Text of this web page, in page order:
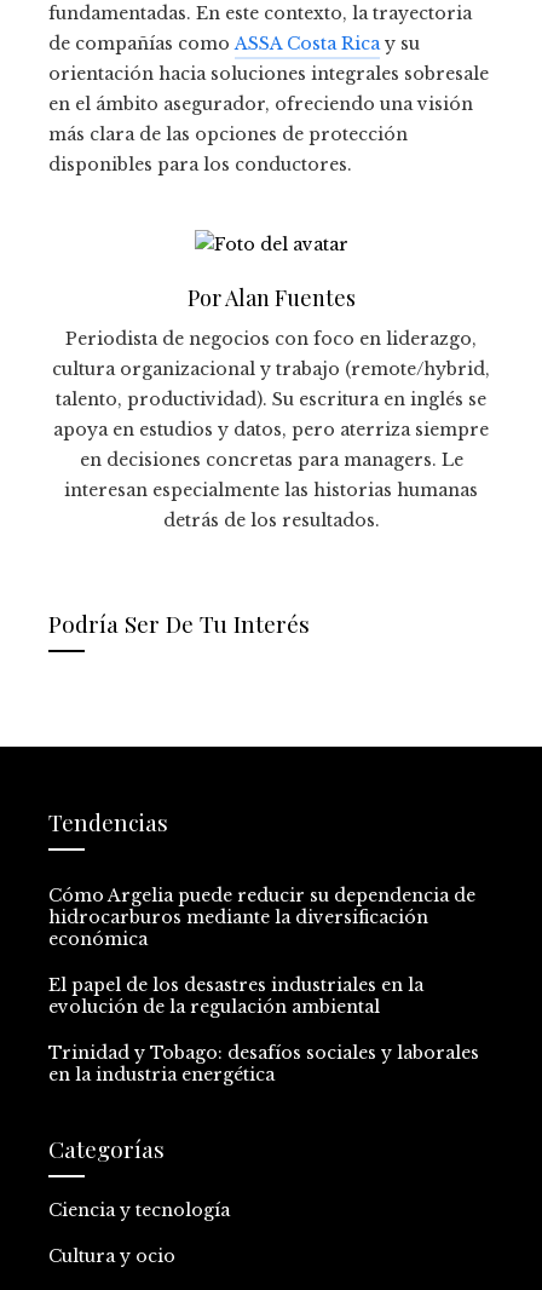
fundamentadas. En este contexto, la trayectoria
de compañías comoASSA Costa Ricay su
orientación hacia soluciones integrales sobresale
en el ámbito asegurador, ofreciendo una visión
más clara de las opciones de protección
disponibles para los conductores.
Por Alan Fuentes
Periodista de negocios con foco en liderazgo,
cultura organizacional y trabajo (remote/hybrid,
talento, productividad). Su escritura en inglés se
apoya en estudios y datos, pero aterriza siempre
en decisiones concretas para managers. Le
interesan especialmente las historias humanas
detrás de los resultados.
Podría Ser De Tu Interés
Tendencias
Cómo Argelia puede reducir su dependencia de
hidrocarburos mediante la diversificación
económica
El papel de los desastres industriales en la
evolución de la regulación ambiental
Trinidad y Tobago: desafíos sociales y laborales
en la industria energética
Categorías
Ciencia y tecnología
Cultura y ocio